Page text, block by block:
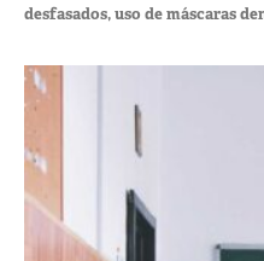
desfasados, uso de máscaras